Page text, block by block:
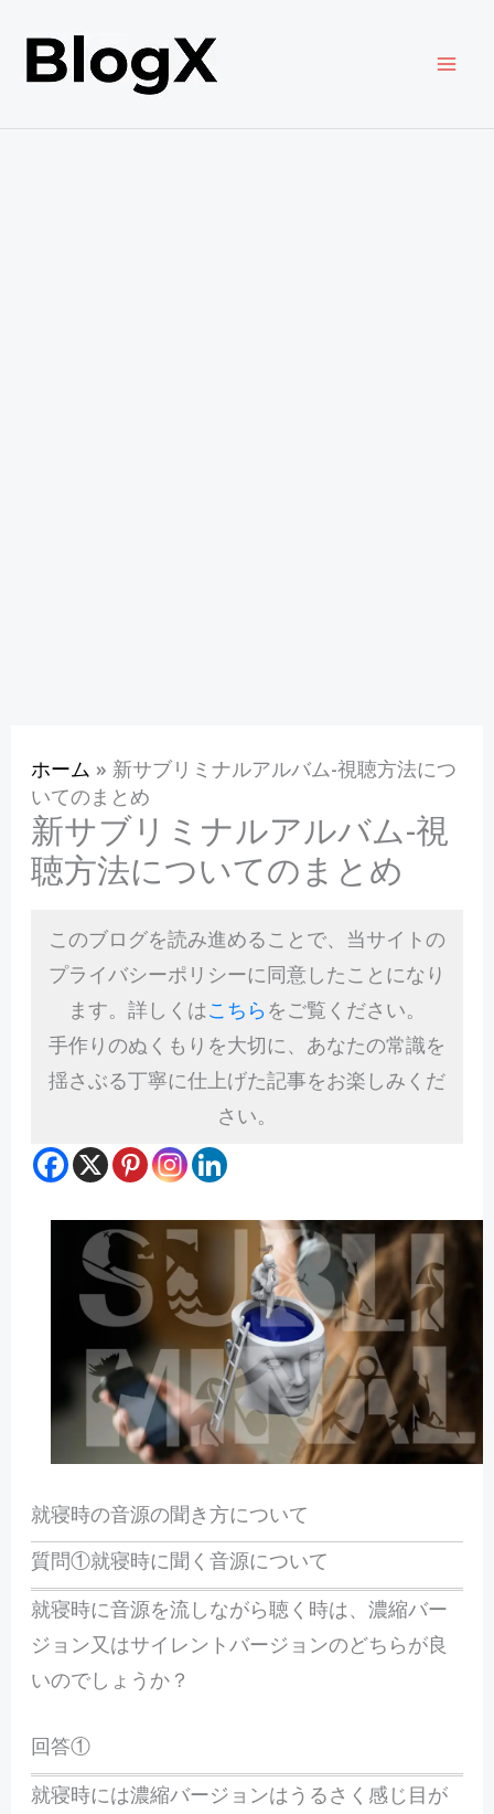
ス
ホーム » 新サブリミナルアルバム-視聴方法につ
いてのまとめ
新サブリミナルアルバム-視
聴方法についてのまとめ
このブログを読み進めることで、当サイトの
プライバシーポリシーに同意したことになり
ます。詳しくはこちら をご覧ください。
手作りのぬくもりを大切に、あなたの常識を
揺さぶる丁寧に仕上げた記事をお楽しみくだ
さい。
就寝時の音源の聞き方について
質問①就寝時に聞く音源について
就寝時に音源を流しながら聴く時は、濃縮バー
ジョン又はサイレントバージョンのどちらが良
いのでしょうか？
回答①
就寝時には濃縮バージョンはうるさく感じ目が